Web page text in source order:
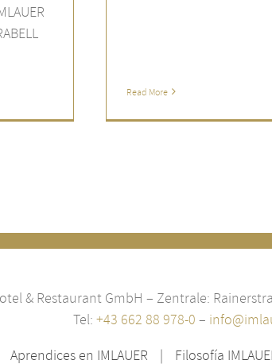
Read More
& Restaurant GmbH – Zentrale:
Tel: +43 662 88 978-0 –
Aprendices en IMLAUER Filosofía